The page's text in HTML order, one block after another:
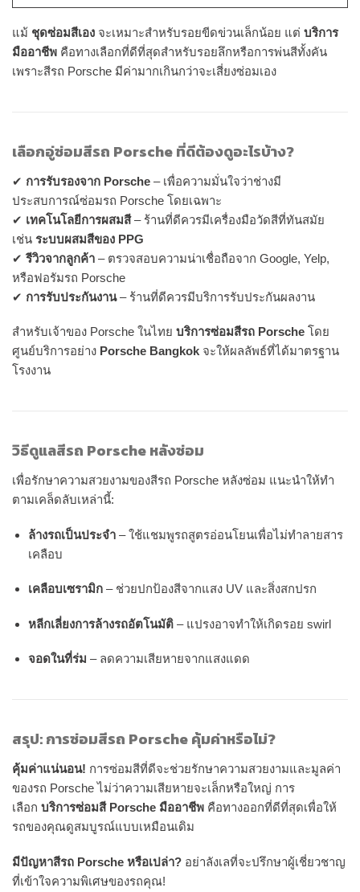
แม้ ชุดซ่อมสีเอง จะเหมาะสำหรับรอยขีดข่วนเล็กน้อย แต่ บริการ
มืออาชีพ คือทางเลือกที่ดีที่สุดสำหรับรอยลึกหรือการพ่นสีทั้งคัน
เพราะสีรถ Porsche มีค่ามากเกินกว่าจะเสี่ยงซ่อมเอง
เลือกอู่ซ่อมสีรถ Porsche ที่ดีต้องดูอะไรบ้าง?
✔ การรับรองจาก Porsche – เพื่อความมั่นใจว่าช่างมี
ประสบการณ์ซ่อมรถ Porsche โดยเฉพาะ
✔ เทคโนโลยีการผสมสี– ร้านที่ดีควรมีเครื่องมือวัดสีที่ทันสมัย
เช่น ระบบผสมสีของ PPG
✔ รีวิวจากลูกค้า – ตรวจสอบความน่าเชื่อถือจาก Google, Yelp,
หรือฟอรัมรถ Porsche
✔ การรับประกันงาน– ร้านที่ดีควรมีบริการรับประกันผลงาน
สำหรับเจ้าของ Porsche ในไทย บริการซ่อมสีรถ Porsche โดย
ศูนย์บริการอย่าง Porsche Bangkok จะให้ผลลัพธ์ที่ได้มาตรฐาน
โรงงาน
วิธีดูแลสีรถ Porsche หลังซ่อม
เพื่อรักษาความสวยงามของสีรถ Porsche หลังซ่อม แนะนำให้ทำ
ตามเคล็ดลับเหล่านี้:
ล้างรถเป็นประจำ – ใช้แชมพูรถสูตรอ่อนโยนเพื่อไม่ทำลายสาร
เคลือบ
เคลือบเซรามิก – ช่วยปกป้องสีจากแสง UV และสิ่งสกปรก
หลีกเลี่ยงการล้างรถอัตโนมัติ – แปรงอาจทำให้เกิดรอย swirl
จอดในที่ร่ม – ลดความเสียหายจากแสงแดด
สรุป: การซ่อมสีรถ Porsche คุ้มค่าหรือไม่?
คุ้มค่าแน่นอน! การซ่อมสีที่ดีจะช่วยรักษาความสวยงามและมูลค่า
ของรถ Porsche ไม่ว่าความเสียหายจะเล็กหรือใหญ่ การ
เลือก บริการซ่อมสี Porsche มืออาชีพ คือทางออกที่ดีที่สุดเพื่อให้
รถของคุณดูสมบูรณ์แบบเหมือนเดิม
มีปัญหาสีรถ Porsche หรือเปล่า? อย่าลังเลที่จะปรึกษาผู้เชี่ยวชาญ
ที่เข้าใจความพิเศษของรถคุณ!